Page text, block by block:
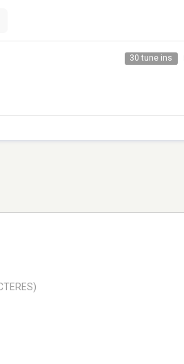
30 tune ins